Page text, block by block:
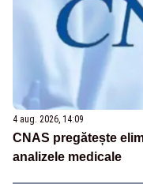
4 aug. 2026, 14:09
CNAS pregătește
analizele medicale